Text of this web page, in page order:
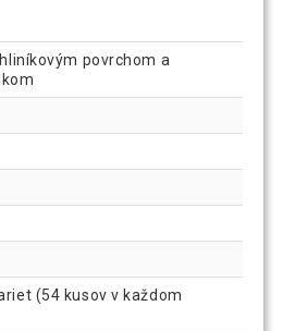
povrchom a
(54 kusov v každom